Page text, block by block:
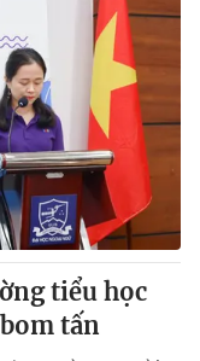
tiểu học
tấn